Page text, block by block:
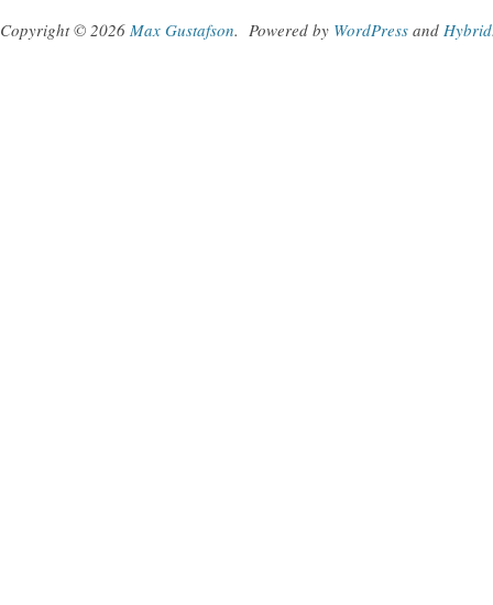
Copyright © 2026 Max Gustafson. Powered by WordPress and Hybrid